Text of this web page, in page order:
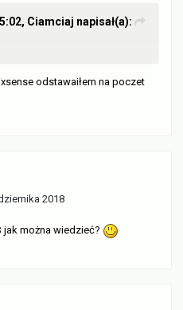
Ciamciaj napisał(a):
odstawaiłem na poczet
2018
jak można wiedzieć?